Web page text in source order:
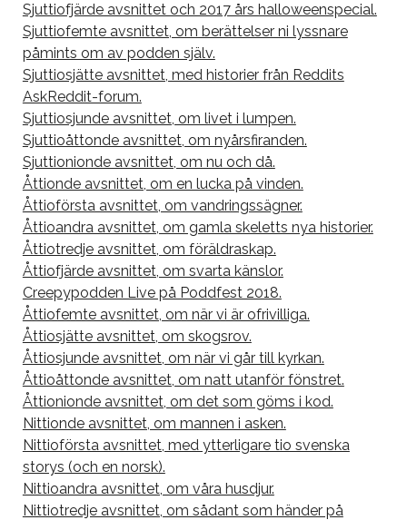
Sjuttiofjärde avsnittet och 2017 års halloweenspecial.
Sjuttiofemte avsnittet, om berättelser ni lyssnare
påmints om av podden själv.
Sjuttiosjätte avsnittet, med historier från Reddits
AskReddit-forum.
Sjuttiosjunde avsnittet, om livet i lumpen.
Sjuttioåttonde avsnittet, om nyårsfiranden.
Sjuttionionde avsnittet, om nu och då.
Åttionde avsnittet, om en lucka på vinden.
Åttioförsta avsnittet, om vandringssägner.
Åttioandra avsnittet, om gamla skeletts nya historier.
Åttiotredje avsnittet, om föräldraskap.
Åttiofjärde avsnittet, om svarta känslor.
Creepypodden Live på Poddfest 2018.
Åttiofemte avsnittet, om när vi är ofrivilliga.
Åttiosjätte avsnittet, om skogsrov.
Åttiosjunde avsnittet, om när vi går till kyrkan.
Åttioåttonde avsnittet, om natt utanför fönstret.
Åttionionde avsnittet, om det som göms i kod.
Nittionde avsnittet, om mannen i asken.
Nittioförsta avsnittet, med ytterligare tio svenska
storys (och en norsk).
Nittioandra avsnittet, om våra husdjur.
Nittiotredje avsnittet, om sådant som händer på